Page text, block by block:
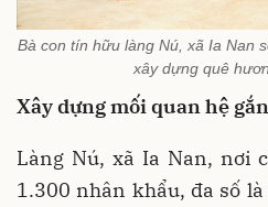
Bà con tín hữu làng Nú, xã Ia Nan
xây dựng quê
Xây dựng mối quan hệ
Làng Nú, xã Ia Nan, nơi
1.300 nhân khẩu, đa số